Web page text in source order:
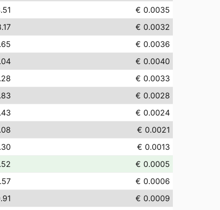
€ 0.0035
€ 0.0032
€ 0.0036
€ 0.0040
€ 0.0033
€ 0.0028
€ 0.0024
€ 0.0021
€ 0.0013
€ 0.0005
€ 0.0006
€ 0.0009